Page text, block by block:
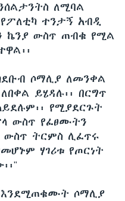
ለሚባል
ተንታኝ አብዲ
ኬንያ ውስጥ ጠብቁ የሚል
ሶማሊያ ለመንቀል
ይሄዳሉ፡፡ በርግጥ
የሚያደርጉት
ውስጥ የፈፀሙትን
ትርምስ ሊፈጥሩ
ሃገሪቱ የጦርነት
እንደሚጠቁሙት ሶማሊያ